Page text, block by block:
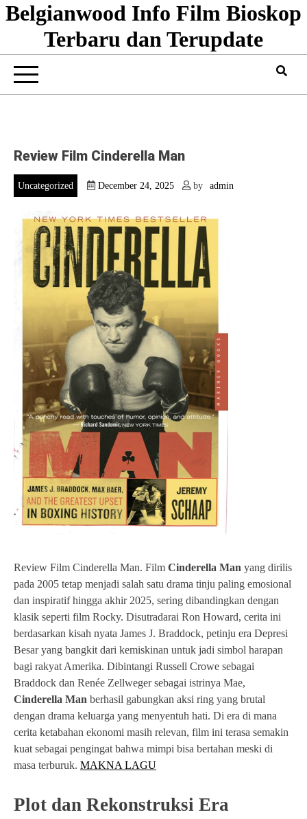
Skip
toBelgianwood Info Film Bioskop
Terbaru dan Terupdate
Review Film Cinderella Man
Uncategorized December 24, 2025 by admin
Review Film Cinderella Man. Film Cinderella Man yang dirilis
pada 2005 tetap menjadi salah satu drama tinju paling emosional
dan inspiratif hingga akhir 2025, sering dibandingkan dengan
klasik seperti film Rocky. Disutradarai Ron Howard, cerita ini
berdasarkan kisah nyata James J. Braddock, petinju era Depresi
Besar yang bangkit dari kemiskinan untuk jadi simbol harapan
bagi rakyat Amerika. Dibintangi Russell Crowe sebagai
Braddock dan Renée Zellweger sebagai istrinya Mae,
Cinderella Man berhasil gabungkan aksi ring yang brutal
dengan drama keluarga yang menyentuh hati. Di era di mana
cerita ketabahan ekonomi masih relevan, film ini terasa semakin
kuat sebagai pengingat bahwa mimpi bisa bertahan meski di
masa terburuk. MAKNA LAGU
Plot dan Rekonstruksi Era